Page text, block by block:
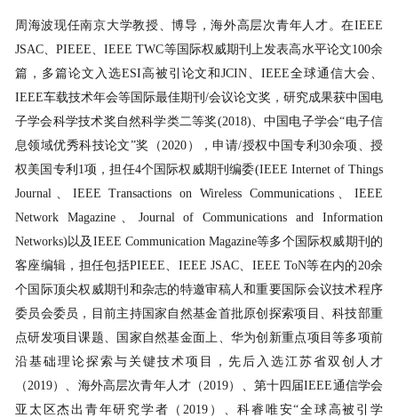
周海波现任南京大学教授、博导，海外高层次青年人才。在IEEE
JSAC、PIEEE、IEEE TWC等国际权威期刊上发表高水平论文100余
篇，多篇论文入选ESI高被引论文和JCIN、IEEE全球通信大会、
IEEE车载技术年会等国际最佳期刊 /会议论文奖，研究成果获中国电
子学会科学技术奖自然科学类二等奖(2018)、中国电子学会“电子信
息领域优秀科技论文”奖（2020 ），申请/授权中国专利30余项、授
权美国专利 1项，担任4个国际权威期刊编委(IEEE Internet of Things
Journal 、 IEEE Transactions on Wireless Communications、 IEEE
Network Magazine、 Journal of Communications and Information
Networks) 以及 IEEE Communication Magazine等多个国际权威期刊的
客座编辑，担任包括PIEEE、 IEEE JSAC、 IEEE ToN等在内的20余
个国际顶尖权威期刊和杂志的特邀审稿人和重要国际会议技术程序
委员会委员，目前主持国家自然基金首批原创探索项目、科技部重
点研发项目课题、国家自然基金面上、华为创新重点项目等多项前
沿基础理论探索与关键技术项目，先后入选江苏省双创人才
（2019）、海外高层次青年人才（2019）、第十四届IEEE通信学会
亚太区杰出青年研究学者（2019 ）、科睿唯安“全球高被引学